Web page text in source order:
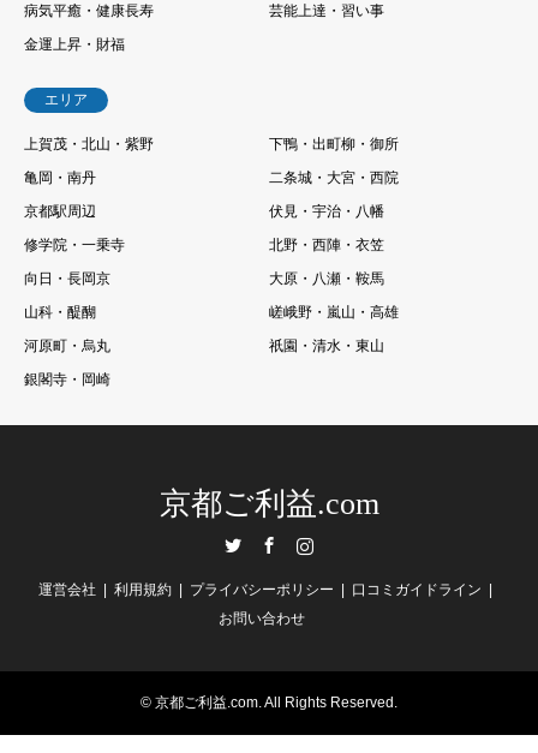
病気平癒・健康長寿
芸能上達・習い事
金運上昇・財福
エリア
上賀茂・北山・紫野
下鴨・出町柳・御所
亀岡・南丹
二条城・大宮・西院
京都駅周辺
伏見・宇治・八幡
修学院・一乗寺
北野・西陣・衣笠
向日・長岡京
大原・八瀬・鞍馬
山科・醍醐
嵯峨野・嵐山・高雄
河原町・烏丸
祇園・清水・東山
銀閣寺・岡崎
京都ご利益.com
運営会社 利用規約 プライバシーポリシー
口コミガイドライン
お問い合わせ
© 京都ご利益.com. All Rights Reserved.